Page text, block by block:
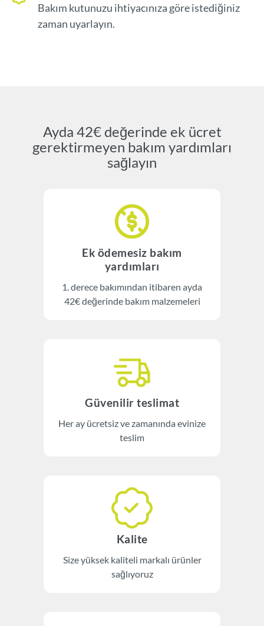
Bakım kutunuzu ihtiyacınıza göre istediğiniz
zaman uyarlayın.
Ayda 42€ değerinde ek ücret
gerektirmeyen bakım yardımları
sağlayın
Ek ödemesiz bakım
yardımları
1. derece bakımından itibaren ayda
42€ değerinde bakım malzemeleri
Güvenilir teslimat
Her ay ücretsiz ve zamanında evinize
teslim
Kalite
Size yüksek kaliteli markalı ürünler
sağlıyoruz